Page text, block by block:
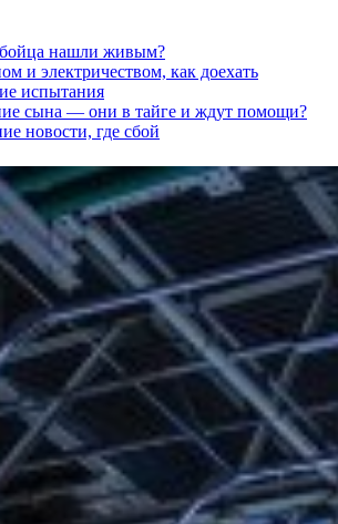
бойца нашли живым?
и электричеством, как доехать
испытания
сына — они в тайге и ждут помощи?
новости, где сбой